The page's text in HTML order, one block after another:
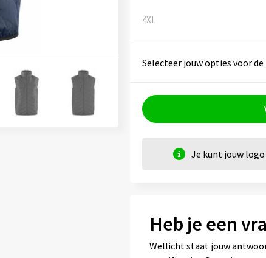
4XL
Selecteer jouw opties voor
Je kunt jouw
Heb je een
Wellicht staat jouw